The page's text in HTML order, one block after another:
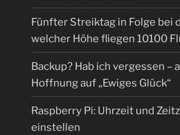
Fünfter Streiktag in Folge bei
welcher Höhe fliegen 10100
Backup? Hab ich vergessen –
Hoffnung auf „Ewiges Glück“
Raspberry Pi: Uhrzeit und
einstellen